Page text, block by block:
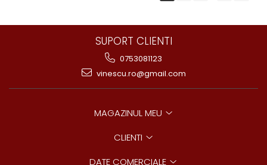
SUPORT CLIENTI
0753081123
vinescu.ro@gmail.com
MAGAZINUL MEU
CLIENTI
DATE COMERCIALE